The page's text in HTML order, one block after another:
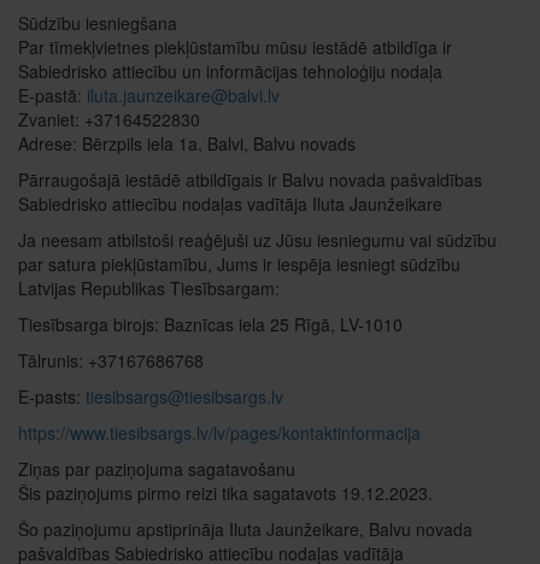
Sūdzību iesniegšana
Par tīmekļvietnes piekļūstamību mūsu iestādē atbildīga ir
Sabiedrisko attiecību un informācijas tehnoloģiju nodaļa
E-pastā: iluta.jaunzeikare@balvi.lv
Zvaniet: +37164522830
Adrese: Bērzpils iela 1a, Balvi, Balvu novads
Pārraugošajā iestādē atbildīgais ir Balvu novada pašvaldības
Sabiedrisko attiecību nodaļas vadītāja Iluta Jaunžeikare
Ja neesam atbilstoši reaģējuši uz Jūsu iesniegumu vai sūdzību
par satura piekļūstamību, Jums ir iespēja iesniegt sūdzību
Latvijas Republikas Tiesībsargam:
Tiesībsarga birojs: Baznīcas iela 25 Rīgā, LV-1010
Tālrunis: +37167686768
E-pasts: tiesibsargs@tiesibsargs.lv
https://www.tiesibsargs.lv/lv/pages/kontaktinformacija
Ziņas par paziņojuma sagatavošanu
Šis paziņojums pirmo reizi tika sagatavots 19.12.2023.
Šo paziņojumu apstiprināja Iluta Jaunžeikare, Balvu novada
pašvaldības Sabiedrisko attiecību nodaļas vadītāja